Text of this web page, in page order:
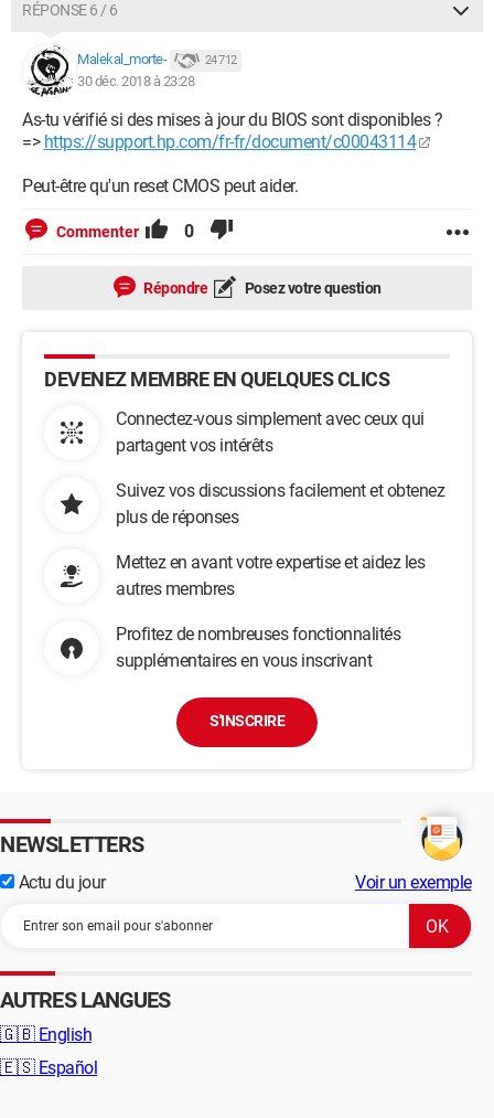
RÉPONSE 6 / 6
Malekal_morte- 24 712
30 déc. 2018 à 23:28
As-tu vérifié si des mises à jour du BIOS sont disponibles ?
=> https://support.hp.com/fr-fr/document/c00043114
Peut-être qu'un reset CMOS peut aider.
Commenter 0
Répondre Posez votre question
DEVENEZ MEMBRE EN QUELQUES CLICS
Connectez-vous simplement avec ceux qui
partagent vos intérêts
Suivez vos discussions facilement et obtenez
plus de réponses
Mettez en avant votre expertise et aidez les
autres membres
Profitez de nombreuses fonctionnalités
supplémentaires en vous inscrivant
S'INSCRIRE
NEWSLETTERS
Actu du jour Voir un exemple
AUTRES LANGUES
🇬🇧 English
🇪🇸 Español